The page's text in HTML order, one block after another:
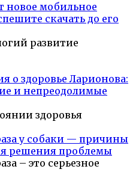
новое мобильное
скачать до его
развитие
о здоровье Ларионова:
и непреодолимые
здоровья
у собаки — причины
решения проблемы
– это серьезное